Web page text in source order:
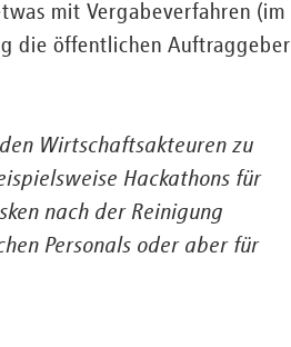
mit Vergabeverfahren (im
die öffentlichen Auftraggeber
Wirtschaftsakteuren zu
Hackathons für
nach der Reinigung
Personals oder aber für